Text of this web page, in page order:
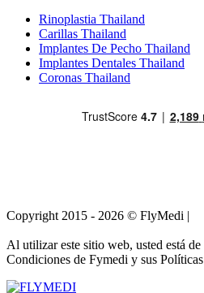
Rinoplastia Thailand
Carillas Thailand
Implantes De Pecho Thailand
Implantes Dentales Thailand
Coronas Thailand
Copyright 2015 - 2026 © FlyMedi |
Al utilizar este sitio web, usted está
Condiciones de Fymedi y sus